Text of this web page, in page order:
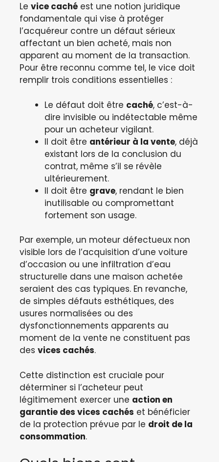
Le vice caché est une notion juridique
fondamentale qui vise à protéger
l’acquéreur contre un défaut sérieux
affectant un bien acheté, mais non
apparent au moment de la transaction.
Pour être reconnu comme tel, le vice doit
remplir trois conditions essentielles :
Le défaut doit être caché, c’est-à-
dire invisible ou indétectable même
pour un acheteur vigilant.
Il doit être antérieur à la vente, déjà
existant lors de la conclusion du
contrat, même s’il se révèle
ultérieurement.
Il doit être grave, rendant le bien
inutilisable ou compromettant
fortement son usage.
Par exemple, un moteur défectueux non
visible lors de l’acquisition d’une voiture
d’occasion ou une infiltration d’eau
structurelle dans une maison achetée
seraient des cas typiques. En revanche,
de simples défauts esthétiques, des
usures normalisées ou des
dysfonctionnements apparents au
moment de la vente ne constituent pas
des vices cachés.
Cette distinction est cruciale pour
déterminer si l’acheteur peut
légitimement exercer une action en
garantie des vices cachés et bénéficier
de la protection prévue par le droit de la
consommation.